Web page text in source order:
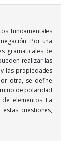
fundamentales
Por una
gramaticales de
realizar las
las propiedades
otra, se define
de polaridad
elementos. La
cuestiones,